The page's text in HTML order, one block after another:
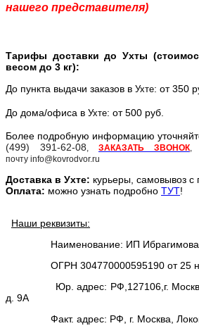
нашего представителя)
Тарифы доставки до Ухты
весом до 3 кг):
До пункта выдачи заказов в Ухте: от 350
До дома/офиса в Ухте: от 500 руб.
Более подробную информацию
(499) 391-62-08, ЗАКАЗАТЬ ЗВОНОК,
почту info@kovrodvor.ru
Доставка в Ухте: курьеры, самовывоз с
Оплата: можно узнать подробно ТУТ!
Наши реквизиты:
Наименование: ИП Ибрагимова
ОГРН 304770000595190 от 25
Юр. адрес: РФ,127106,г. Москва,
д. 9А
Факт. адрес: РФ, г. Москва,